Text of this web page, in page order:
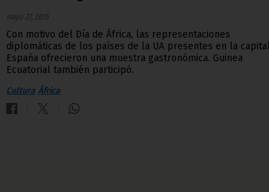
mayo 27, 2015
Con motivo del Día de África, las representaciones
diplomáticas de los países de la UA presentes en la
España ofrecieron una muestra gastronómica. Guinea
Ecuatorial también participó.
Cultura África